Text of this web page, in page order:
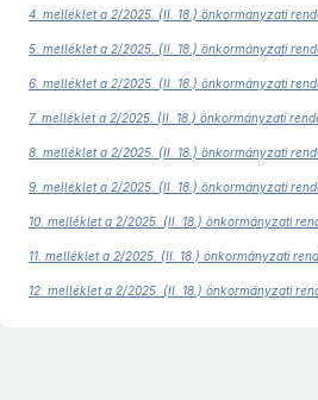
4. melléklet a 2/2025. (II. 18.) önkormányzati
5. melléklet a 2/2025. (II. 18.) önkormányzati
6. melléklet a 2/2025. (II. 18.) önkormányzati
7. melléklet a 2/2025. (II. 18.) önkormányzati
8. melléklet a 2/2025. (II. 18.) önkormányzati
9. melléklet a 2/2025. (II. 18.) önkormányzati
10. melléklet a 2/2025. (II. 18.) önkormányzati
11. melléklet a 2/2025. (II. 18.) önkormányzati
12. melléklet a 2/2025. (II. 18.) önkormányzati